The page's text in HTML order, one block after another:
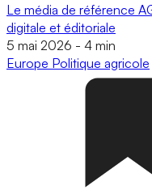
Le média de référence
digitale et éditoriale
5 mai 2026 - 4 min
Europe Politique agricole